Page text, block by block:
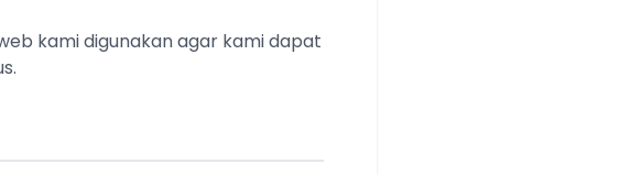
kami digunakan agar kami dapat